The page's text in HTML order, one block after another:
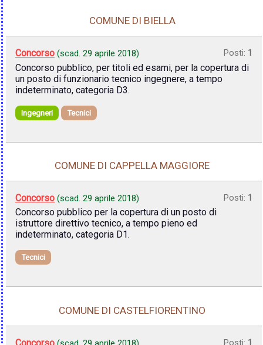
COMUNE DI BIELLA
Concorso (scad. 29 aprile 2018) Posti: 1
Concorso pubblico, per titoli ed esami, per la copertura di
un posto di funzionario tecnico ingegnere, a tempo
indeterminato, categoria D3.
Ingegneri Tecnici
COMUNE DI CAPPELLA MAGGIORE
Concorso (scad. 29 aprile 2018) Posti: 1
Concorso pubblico per la copertura di un posto di
istruttore direttivo tecnico, a tempo pieno ed
indeterminato, categoria D1.
Tecnici
COMUNE DI CASTELFIORENTINO
Concorso Posti: 1